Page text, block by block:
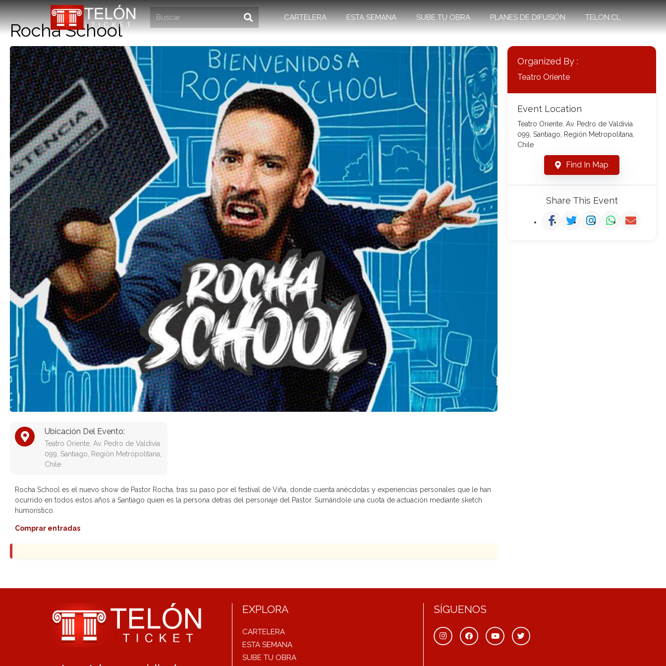
CARTELERA ESTA SEMANA SUBE TU OBRA PLANES DE DIFUSIÓN TELON.CL
Rocha School
Ubicación Del Evento:
Teatro Oriente, Av. Pedro de Valdivia
099, Santiago, Región Metropolitana,
Chile
Rocha School es el nuevo show de Pastor Rocha, tras su paso por el festival de Viña, donde cuenta anécdotas y experiencias personales que le han
ocurrido en todos estos años a Santiago quien es la persona detras del personaje del Pastor. Sumándole una cuota de actuación mediante sketch
humorístico.
Comprar entradas
Organized By :
Teatro Oriente
Event Location
Teatro Oriente, Av. Pedro de Valdivia
099, Santiago, Región Metropolitana,
Chile
Find In Map
Share This Event
EXPLORA
CARTELERA
ESTA SEMANA
SUBE TU OBRA
SÍGUENOS